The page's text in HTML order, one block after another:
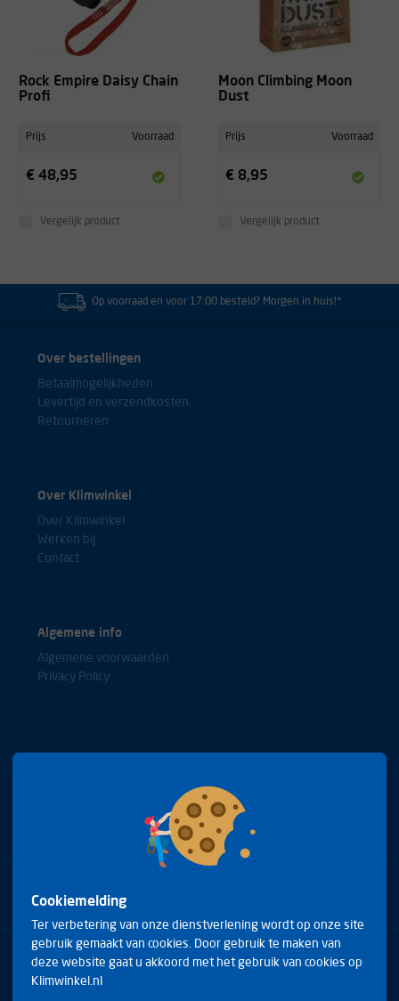
Rock Empire Daisy Chain
Profi
Prijs Voorraad
€ 48,95
Vergelijk product
Moon Climbing Moon
Dust
Prijs Voorraad
€ 8,95
Vergelijk product
Op voorraad en voor 17:00 besteld? Morgen in huis!*
Over bestellingen
Betaalmogelijkheden
Levertijd en verzendkosten
Retourneren
Over Klimwinkel
Over Klimwinkel
Werken bij
Contact
Algemene info
Algemene voorwaarden
Privacy Policy
Bel met onze experts
+31(0)85 0653688
Arduinstraat 20
4827 HK Breda
Telefoon: +31(0)85 0653688
Cookiemelding
Ter verbetering van onze dienstverlening wordt op onze site
gebruik gemaakt van cookies. Door gebruik te maken van
deze website gaat u akkoord met het gebruik van cookies op
Klimwinkel.nl